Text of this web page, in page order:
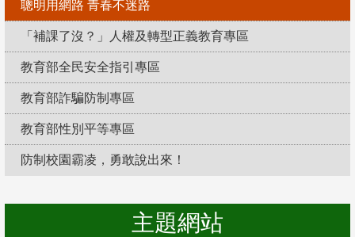
聰明用網路 青春不迷路
「補課了沒？」人權及轉型正義教育專區
教育部全民安全指引專區
教育部詐騙防制專區
教育部性別平等專區
防制校園霸凌，勇敢說出來！
主題網站